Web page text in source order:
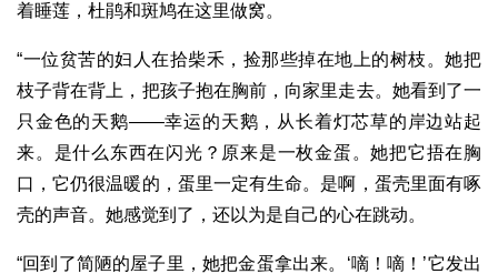
着睡莲，杜鹃和斑鸠在这里做窝。
“一位贫苦的妇人在拾柴禾，捡那些掉在地上的树枝。她把
枝子背在背上，把孩子抱在胸前，向家里走去。她看到了一
只金色的天鹅——幸运的天鹅，从长着灯芯草的岸边站起
来。是什么东西在闪光？原来是一枚金蛋。她把它捂在胸
口，它仍很温暖的，蛋里一定有生命。是啊，蛋壳里面有啄
壳的声音。她感觉到了，还以为是自己的心在跳动。
“回到了简陋的屋子里，她把金蛋拿出来。‘嘀！嘀！’它发出